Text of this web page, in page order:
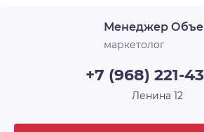
два детских сада и
. Расположенный в районе с
важнейших транспортных
Димитровским мостом и
интересным предложением на
Менеджер
маркетолог
+7 (968) 221-
Ленина 12